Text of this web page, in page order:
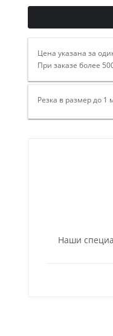
Цена указана за
При заказе более
Резка в размер до
Наши